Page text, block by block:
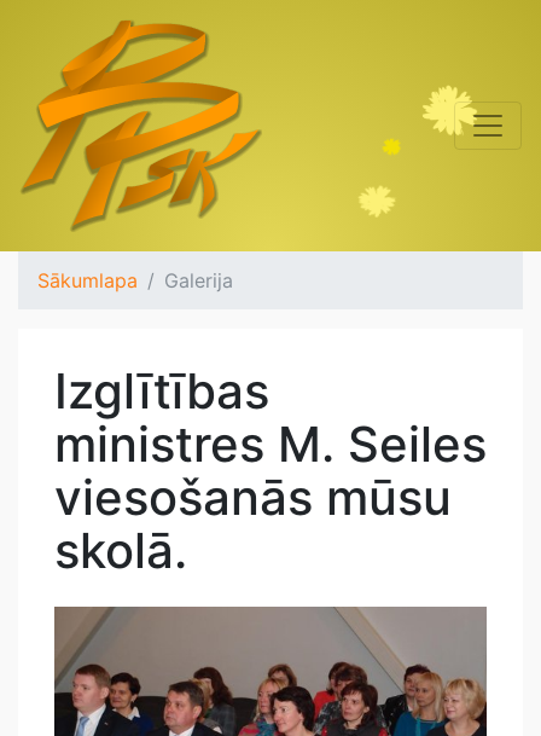
Sākumlapa Galerija
Izglītības
ministres M. Seiles
viesošanās mūsu
skolā.